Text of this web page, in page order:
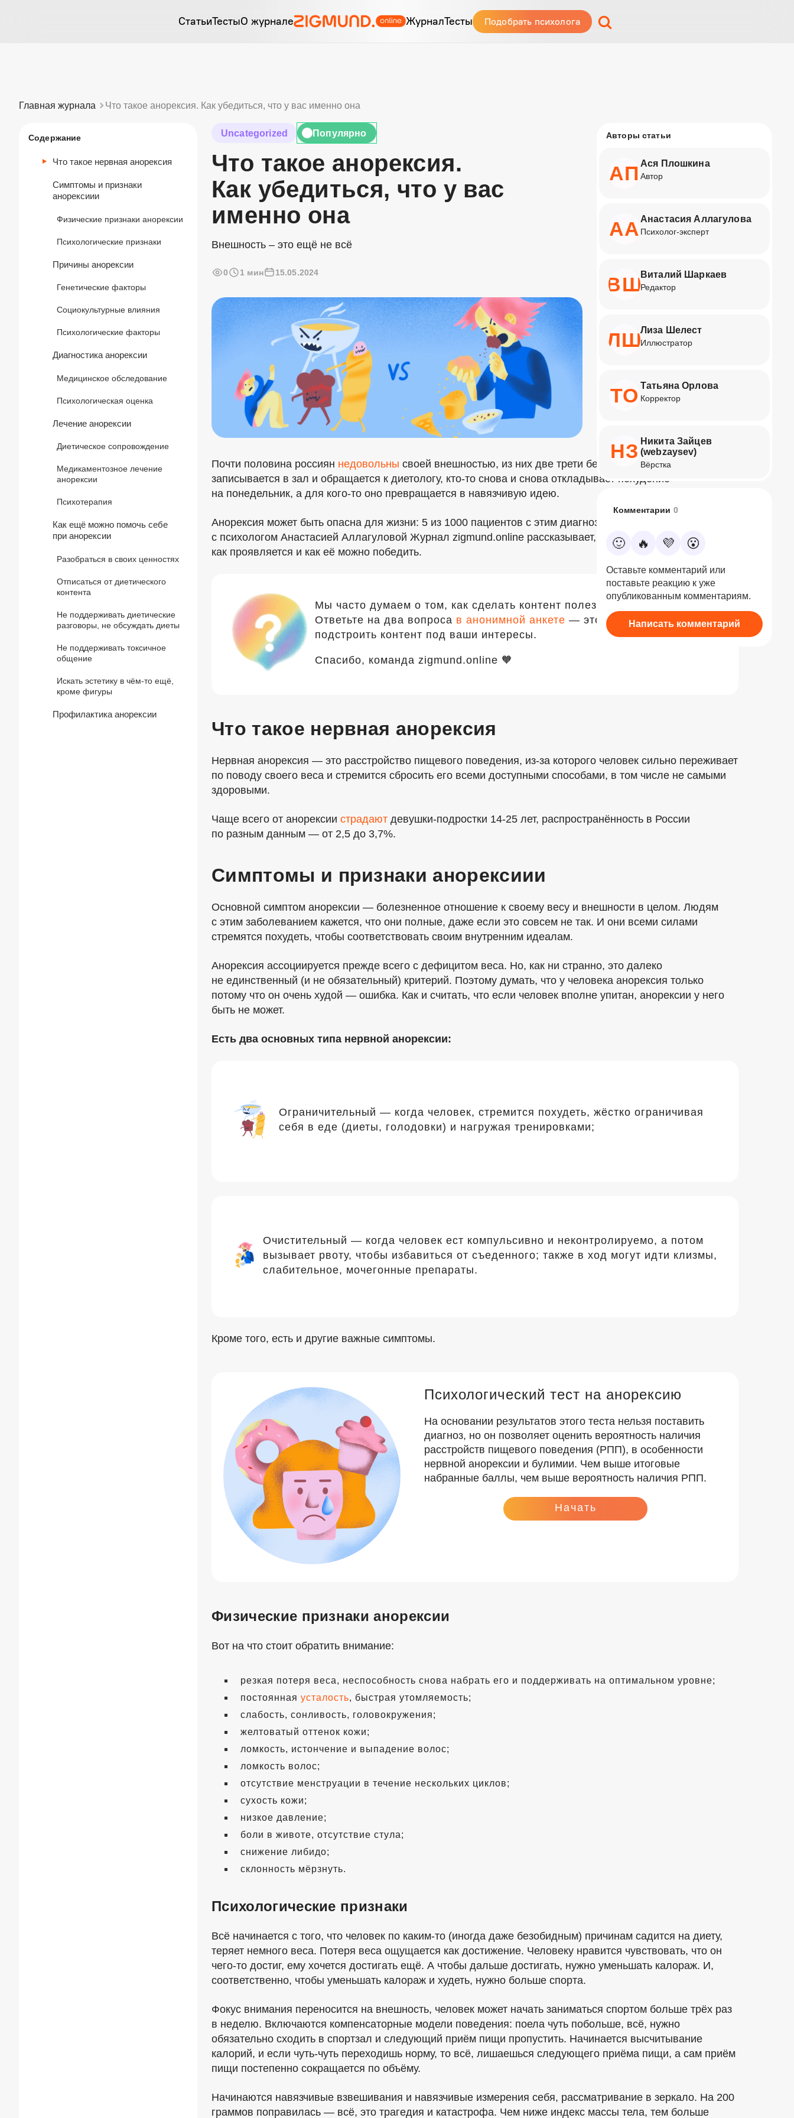
СтатьиТестыО журнале ЖурналТесты Подобрать психолога
Главная журнала Что такое анорексия. Как убедиться, что у вас именно она
Содержание
Что такое нервная анорексия
Симптомы и признаки
анорексиии
Физические признаки анорексии
Психологические признаки
Причины анорексии
Генетические факторы
Социокультурные влияния
Психологические факторы
Диагностика анорексии
Медицинское обследование
Психологическая оценка
Лечение анорексии
Диетическое сопровождение
Медикаментозное лечение
анорексии
Психотерапия
Как ещё можно помочь себе
при анорексии
Разобраться в своих ценностях
Отписаться от диетического
контента
Не поддерживать диетические
разговоры, не обсуждать диеты
Не поддерживать токсичное
общение
Искать эстетику в чём-то ещё,
кроме фигуры
Профилактика анорексии
Uncategorized Популярно
Что такое анорексия.
Как убедиться, что у вас
именно она
Внешность – это ещё не всё
0 1 мин 15.05.2024
Почти половина россиян недовольны своей внешностью, из них две трети беспокоит вес.Кто-то
записывается в зал и обращается к диетологу, кто-то снова и снова откладывает похудение
на понедельник, а для кого-то оно превращается в навязчивую идею.
Анорексия может быть опасна для жизни: 5 из 1000 пациентов с этим диагнозом
с психологом Анастасией Аллагуловой Журнал zigmund.online рассказывает, как начинается анорексия,
как проявляется и как её можно победить.
Мы часто думаем о том, как сделать контент полезнее и ближе к вам.
Ответьте на два вопроса в анонимной анкете — это поможет нам
подстроить контент под ваши интересы.
Спасибо, команда zigmund.online 🧡
Что такое нервная анорексия
Нервная анорексия — это расстройство пищевого поведения, из-за которого человек сильно переживает
по поводу своего веса и стремится сбросить его всеми доступными способами, в том числе не самыми
здоровыми.
Чаще всего от анорексии страдают девушки-подростки 14-25 лет, распространённость в России
по разным данным — от 2,5 до 3,7%.
Симптомы и признаки анорексиии
Основной симптом анорексии — болезненное отношение к своему весу и внешности в целом. Людям
с этим заболеванием кажется, что они полные, даже если это совсем не так. И они всеми силами
стремятся похудеть, чтобы соответствовать своим внутренним идеалам.
Анорексия ассоциируется прежде всего с дефицитом веса. Но, как ни странно, это далеко
не единственный (и не обязательный) критерий. Поэтому думать, что у человека анорексия только
потому что он очень худой — ошибка. Как и считать, что если человек вполне упитан, анорексии у него
быть не может.
Есть два основных типа нервной анорексии:
Ограничительный — когда человек, стремится похудеть, жёстко ограничивая
себя в еде (диеты, голодовки) и нагружая тренировками;
Очистительный — когда человек ест компульсивно и неконтролируемо, а потом
вызывает рвоту, чтобы избавиться от съеденного; также в ход могут идти клизмы,
слабительное, мочегонные препараты.
Кроме того, есть и другие важные симптомы.
Психологический тест на анорексию
На основании результатов этого теста нельзя поставить
диагноз, но он позволяет оценить вероятность наличия
расстройств пищевого поведения (РПП), в особенности
нервной анорексии и булимии. Чем выше итоговые
набранные баллы, чем выше вероятность наличия РПП.
Начать
Физические признаки анорексии
Вот на что стоит обратить внимание:
резкая потеря веса, неспособность снова набрать его и поддерживать на оптимальном уровне;
постоянная усталость, быстрая утомляемость;
слабость, сонливость, головокружения;
желтоватый оттенок кожи;
ломкость, истончение и выпадение волос;
ломкость волос;
отсутствие менструации в течение нескольких циклов;
сухость кожи;
низкое давление;
боли в животе, отсутствие стула;
снижение либидо;
склонность мёрзнуть.
Психологические признаки
Всё начинается с того, что человек по каким-то (иногда даже безобидным) причинам садится на диету,
теряет немного веса. Потеря веса ощущается как достижение. Человеку нравится чувствовать, что он
чего-то достиг, ему хочется достигать ещё. А чтобы дальше достигать, нужно уменьшать калораж. И,
соответственно, чтобы уменьшать калораж и худеть, нужно больше спорта.
Фокус внимания переносится на внешность, человек может начать заниматься спортом больше трёх раз
в неделю. Включаются компенсаторные модели поведения: поела чуть побольше, всё, нужно
обязательно сходить в спортзал и следующий приём пищи пропустить. Начинается высчитывание
калорий, и если чуть-чуть переходишь норму, то всё, лишаешься следующего приёма пищи, а сам приём
пищи постепенно сокращается по объёму.
Начинаются навязчивые взвешивания и навязчивые измерения себя, рассматривание в зеркало. На 200
граммов поправилась — всё, это трагедия и катастрофа. Чем ниже индекс массы тела, тем больше
Авторы статьи
АП Ася Плошкина
Автор
АА Анастасия Аллагулова
Психолог-эксперт
ВШВиталий Шаркаев
Редактор
ЛШЛиза Шелест
Иллюстратор
ТО Татьяна Орлова
Корректор
НЗ Никита Зайцев
(webzaysev)
Вёрстка
Комментарии 0
🙂 🔥 💜 😮
Оставьте комментарий или
поставьте реакцию к уже
опубликованным комментариям.
Написать комментарий